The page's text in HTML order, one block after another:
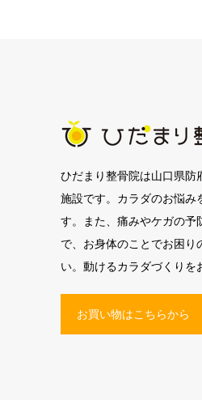
ひだまり整骨院は山口県防
施設です。カラダのお悩み
す。また、痛みやケガの予
で、お身体のことでお困り
い。動けるカラダづくりを
お買い物はこちらから